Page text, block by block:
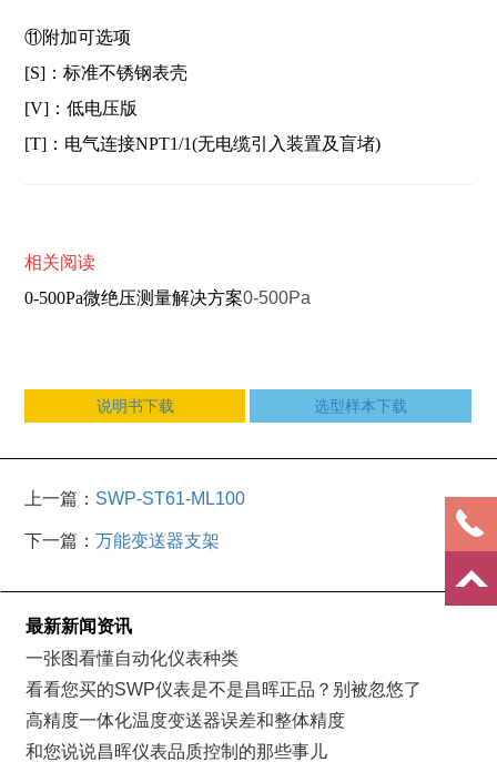
⑪附加可选项
[S]：标准不锈钢表壳
[V]：低电压版
[T]：电气连接NPT1/1(无电缆引入装置及盲堵)
相关阅读
0-500Pa微绝压测量解决方案0-500Pa
说明书下载 选型样本下载
上一篇： SWP-ST61-ML100
下一篇：万能变送器支架
最新新闻资讯
一张图看懂自动化仪表种类
看看您买的SWP仪表是不是昌晖正品？别被忽悠了
高精度一体化温度变送器误差和整体精度
和您说说昌晖仪表品质控制的那些事儿